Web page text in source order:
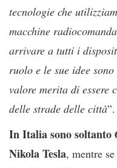
tecnologie che
macchine
arrivare a tutti i
ruolo e le sue idee
valore merita di essere
delle strade delle città”.
In Italia sono soltanto
Nikola Tesla, mentre